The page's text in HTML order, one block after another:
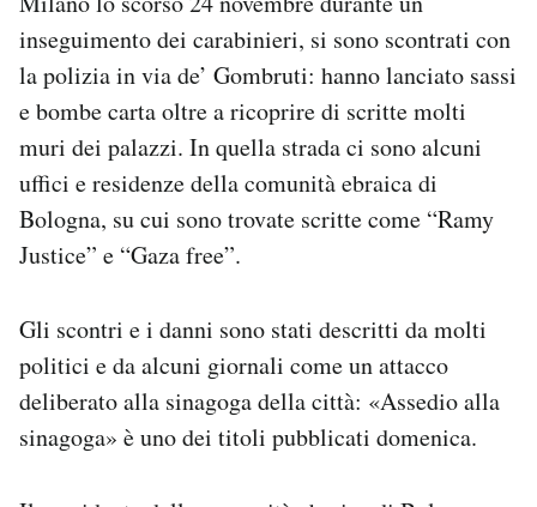
Esci
inseguimento dei carabinieri, si sono scontrati con
la polizia in via de’ Gombruti: hanno lanciato sassi
e bombe carta oltre a ricoprire di scritte molti
muri dei palazzi. In quella strada ci sono alcuni
uffici e residenze della comunità ebraica di
Bologna, su cui sono trovate scritte come “Ramy
Justice” e “Gaza free”.
Gli scontri e i danni sono stati descritti da molti
politici e da alcuni giornali come un attacco
deliberato alla sinagoga della città: «Assedio alla
sinagoga» è uno dei titoli pubblicati domenica.